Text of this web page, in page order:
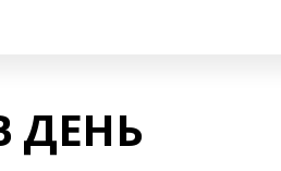
ДЕНЬ